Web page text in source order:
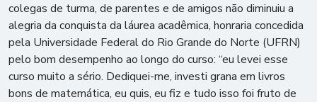
colegas de turma, de parentes e de amigos não diminuiu a
alegria da conquista da láurea acadêmica, honraria concedida
pela Universidade Federal do Rio Grande do Norte (UFRN)
pelo bom desempenho ao longo do curso: “eu levei esse
curso muito a sério. Dediquei-me, investi grana em livros
bons de matemática, eu quis, eu fiz e tudo isso foi fruto de